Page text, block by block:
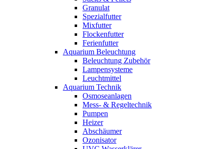
Granulat
Spezialfutter
Mixfutter
Flockenfutter
Ferienfutter
Aquarium Beleuchtung
Beleuchtung Zubehör
Lampensysteme
Leuchtmittel
Aquarium Technik
Osmoseanlagen
Mess- & Regeltechnik
Pumpen
Heizer
Abschäumer
Ozonisator